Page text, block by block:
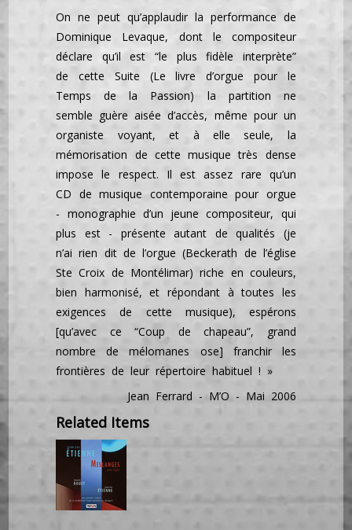
On ne peut qu’applaudir la performance de
Dominique Levaque, dont le compositeur
déclare qu’il est “le plus fidèle interprète”
de cette Suite (Le livre d’orgue pour le
Temps de la Passion) la partition ne
semble guère aisée d’accès, même pour un
organiste voyant, et à elle seule, la
mémorisation de cette musique très dense
impose le respect. Il est assez rare qu’un
CD de musique contemporaine pour orgue
- monographie d’un jeune compositeur, qui
plus est - présente autant de qualités (je
n’ai rien dit de l’orgue (Beckerath de l’église
Ste Croix de Montélimar) riche en couleurs,
bien harmonisé, et répondant à toutes les
exigences de cette musique), espérons
[qu’avec ce “Coup de chapeau”, grand
nombre de mélomanes ose] franchir les
frontières de leur répertoire habituel ! »
Jean Ferrard - M’O - Mai 2006
Related Items